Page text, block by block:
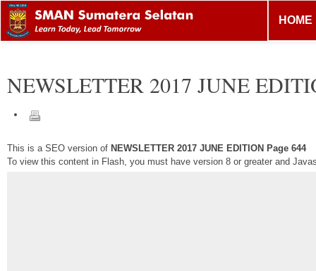
HOME
NEWSLETTER 2017 JUNE
This is a SEO version of NEWSLETTER 2017 JUNE EDITION Page 644
To view this content in Flash, you must have version 8 or greater and